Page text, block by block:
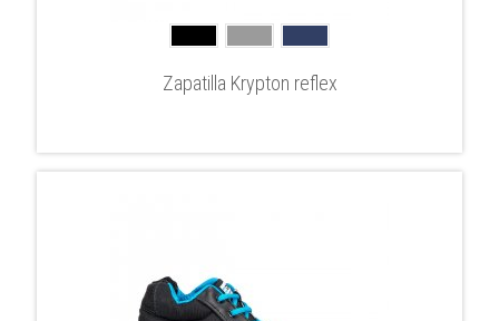
Zapatilla Krypton reflex